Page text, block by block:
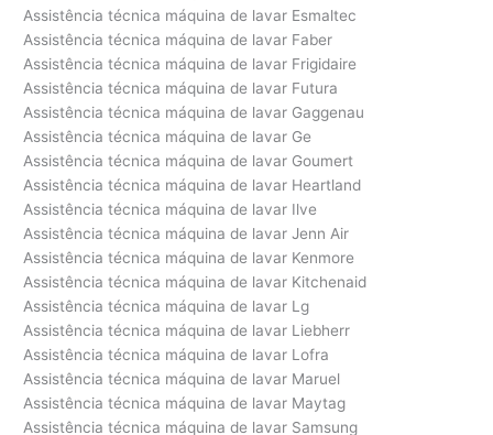
Assistência técnica máquina de lavar Esmaltec
Assistência técnica máquina de lavar Faber
Assistência técnica máquina de lavar Frigidaire
Assistência técnica máquina de lavar Futura
Assistência técnica máquina de lavar Gaggenau
Assistência técnica máquina de lavar Ge
Assistência técnica máquina de lavar Goumert
Assistência técnica máquina de lavar Heartland
Assistência técnica máquina de lavar Ilve
Assistência técnica máquina de lavar Jenn Air
Assistência técnica máquina de lavar Kenmore
Assistência técnica máquina de lavar Kitchenaid
Assistência técnica máquina de lavar Lg
Assistência técnica máquina de lavar Liebherr
Assistência técnica máquina de lavar Lofra
Assistência técnica máquina de lavar Maruel
Assistência técnica máquina de lavar Maytag
Assistência técnica máquina de lavar Samsung